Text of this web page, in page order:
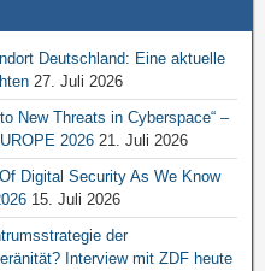
Deutschland: Eine aktuelle
27. Juli 2026
New Threats in Cyberspace“ –
2026 21. Juli 2026
Digital Security As We Know
15. Juli 2026
der
Interview mit ZDF heute